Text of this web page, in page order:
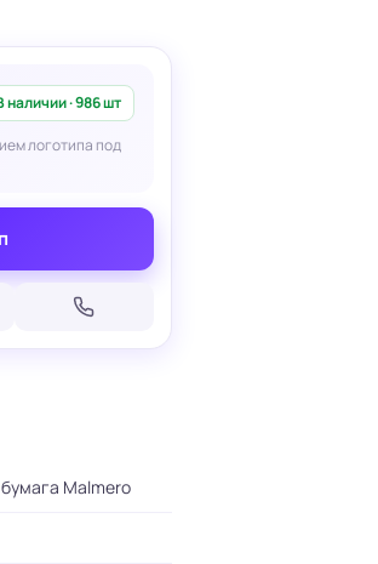
кепках
шопперах
футболках
наличии · 986 шт
логотипа под
Malmero